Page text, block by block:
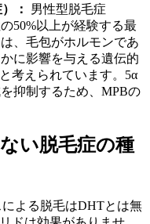
：
男性型脱毛症
50%以上が経験する最
、毛包がホルモンであ
に影響を与える遺伝的
考えられています。5α
抑制するため、MPBの
い脱毛症の種
よる脱毛はDHTとは無